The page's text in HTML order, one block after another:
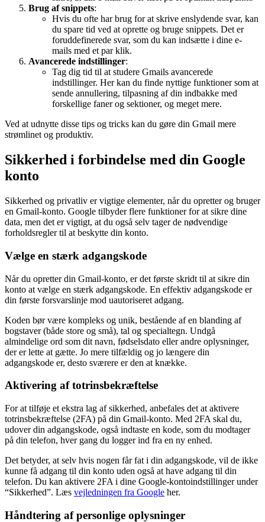
Brug af snippets:
Hvis du ofte har brug for at skrive enslydende svar, kan
du spare tid ved at oprette og bruge snippets. Det er
foruddefinerede svar, som du kan indsætte i dine e-
mails med et par klik.
Avancerede indstillinger:
Tag dig tid til at studere Gmails avancerede
indstillinger. Her kan du finde nyttige funktioner som at
sende annullering, tilpasning af din indbakke med
forskellige faner og sektioner, og meget mere.
Ved at udnytte disse tips og tricks kan du gøre din Gmail mere
strømlinet og produktiv.
Sikkerhed i forbindelse med din Google
konto
Sikkerhed og privatliv er vigtige elementer, når du opretter og bruger
en Gmail-konto. Google tilbyder flere funktioner for at sikre dine
data, men det er vigtigt, at du også selv tager de nødvendige
forholdsregler til at beskytte din konto.
Vælge en stærk adgangskode
Når du opretter din Gmail-konto, er det første skridt til at sikre din
konto at vælge en stærk adgangskode. En effektiv adgangskode er
din første forsvarslinje mod uautoriseret adgang.
Koden bør være kompleks og unik, bestående af en blanding af
bogstaver (både store og små), tal og specialtegn. Undgå
almindelige ord som dit navn, fødselsdato eller andre oplysninger,
der er lette at gætte. Jo mere tilfældig og jo længere din
adgangskode er, desto sværere er den at knække.
Aktivering af totrinsbekræftelse
For at tilføje et ekstra lag af sikkerhed, anbefales det at aktivere
totrinsbekræftelse (2FA) på din Gmail-konto. Med 2FA skal du,
udover din adgangskode, også indtaste en kode, som du modtager
på din telefon, hver gang du logger ind fra en ny enhed.
Det betyder, at selv hvis nogen får fat i din adgangskode, vil de ikke
kunne få adgang til din konto uden også at have adgang til din
telefon. Du kan aktivere 2FA i dine Google-kontoindstillinger under
“Sikkerhed”. Læs vejledningen fra Google her.
Håndtering af personlige oplysninger